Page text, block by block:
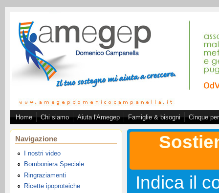
Associazione
Home Chi siamo Aiuta l'Amegep Famiglie & bisogni Cinque
Navigazione
I nostri video
Bomboniera Speciale
Ringraziamenti
Ricette ipoproteiche
Indica il